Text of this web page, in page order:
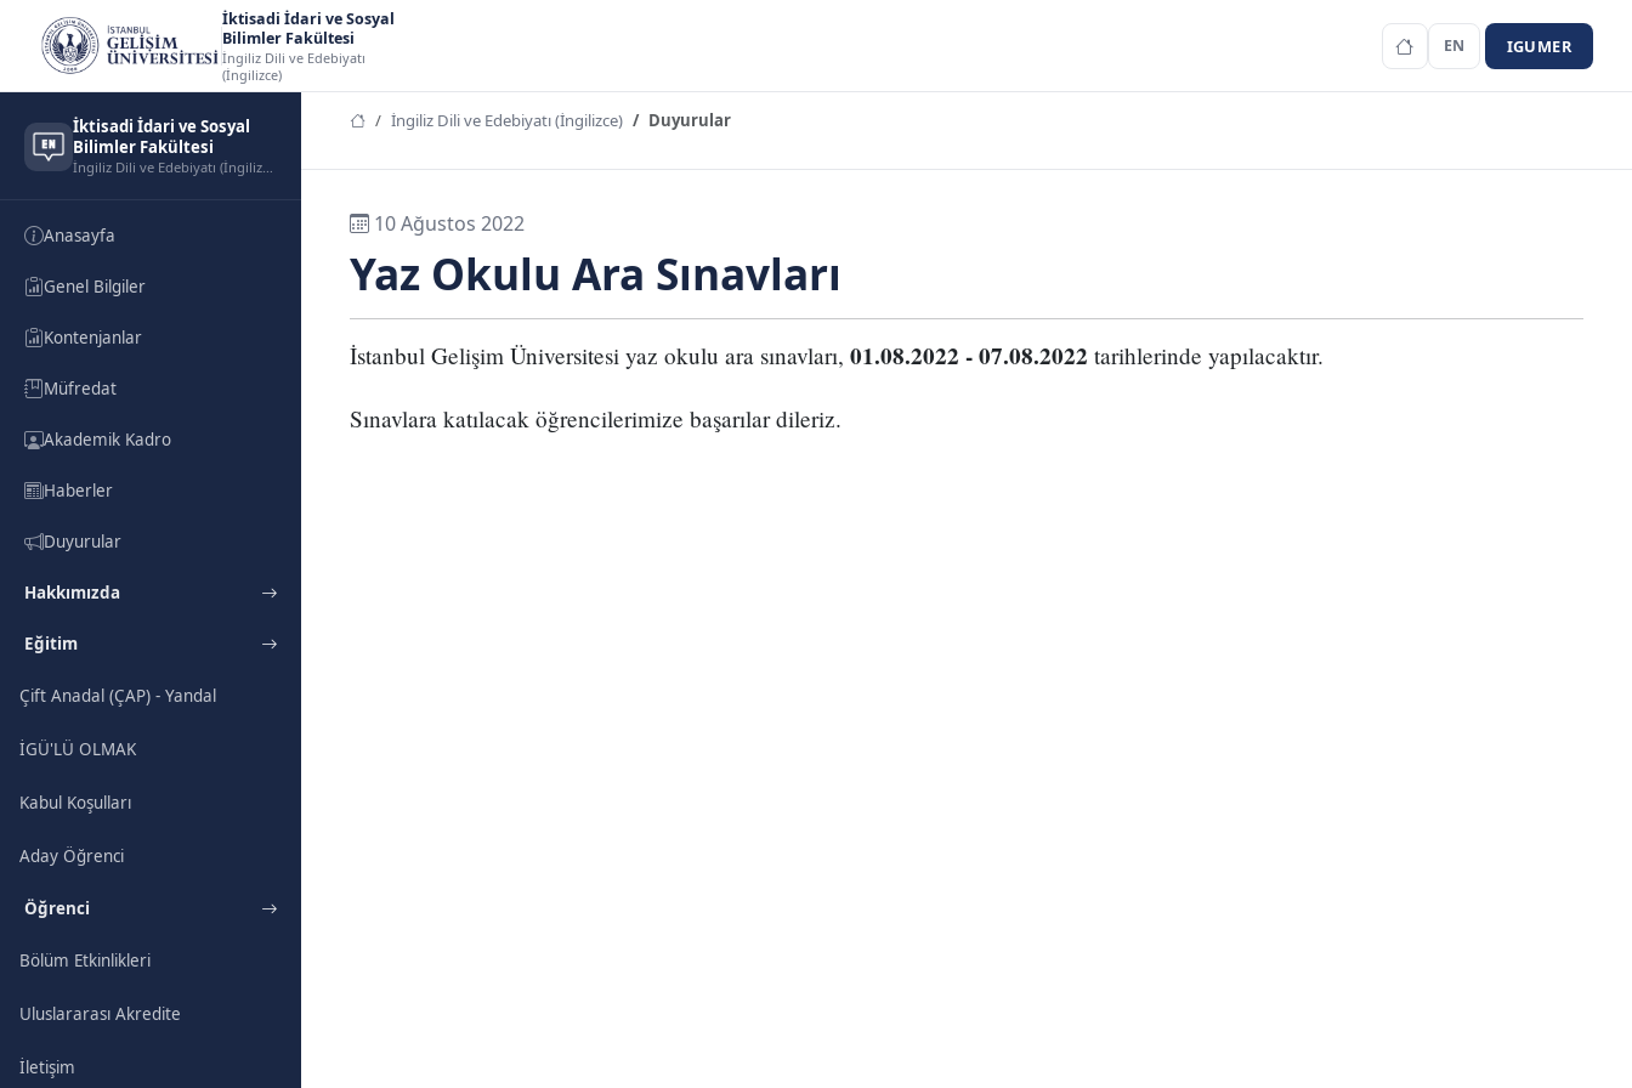
İktisadi İdari ve Sosyal
Bilimler Fakültesi
İngiliz Dili ve Edebiyatı
(İngilizce)
EN IGUMER
İktisadi İdari ve Sosyal
Bilimler Fakültesi
İngiliz Dili ve Edebiyatı (İngilizce)
Anasayfa
Genel Bilgiler
Kontenjanlar
Müfredat
Akademik Kadro
Haberler
Duyurular
Hakkımızda
Eğitim
Çift Anadal (ÇAP) - Yandal
İGÜ'LÜ OLMAK
Kabul Koşulları
Aday Öğrenci
Öğrenci
Bölüm Etkinlikleri
Uluslararası Akredite
İletişim
İngiliz Dili ve Edebiyatı (İngilizce) Duyurular
10 Ağustos 2022
Yaz Okulu Ara Sınavları
İstanbul Gelişim Üniversitesi yaz okulu ara sınavları, 01.08.2022 - 07.08.2022 tarihlerinde yapılacaktır.
Sınavlara katılacak öğrencilerimize başarılar dileriz.